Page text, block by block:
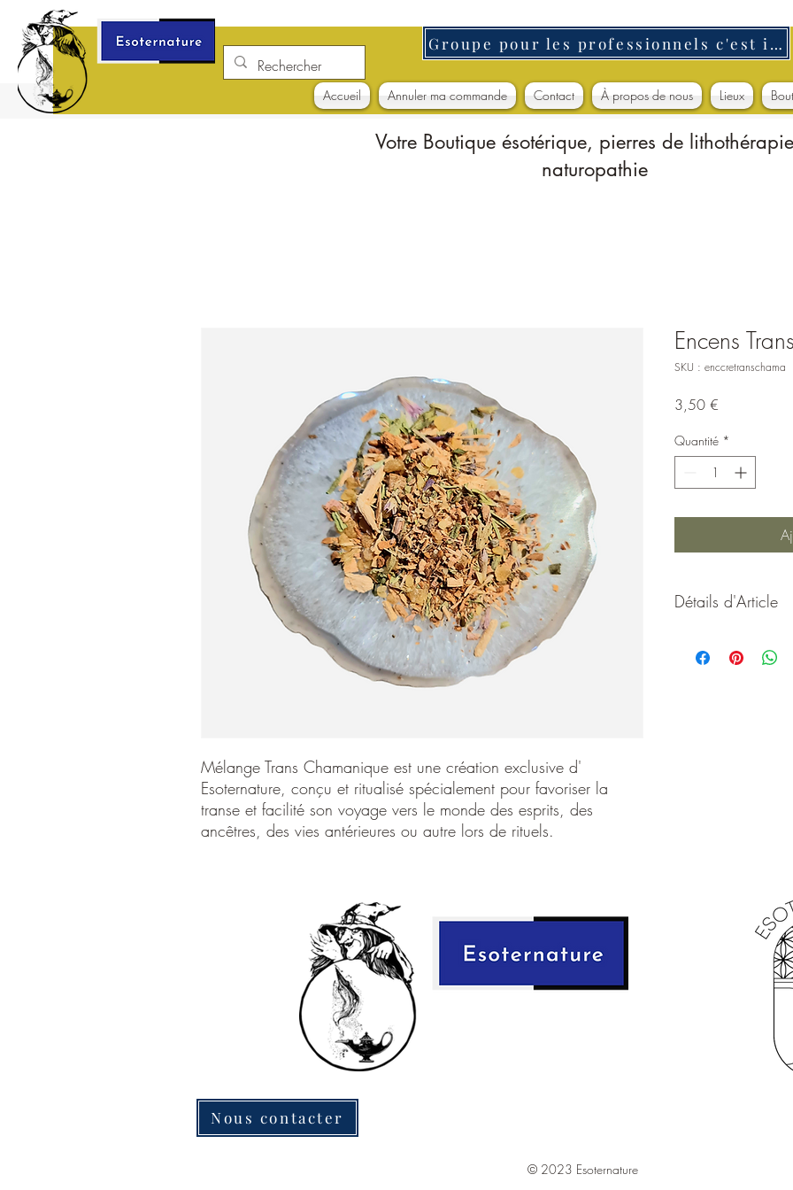
Accueil Annuler ma commande Contact À propos de nous Lieux
Groupe pour les professionnels c'est ici
Votre Boutique ésotérique, pierres de
naturopathie
Mélange Trans Chamanique est une création exclusive d'
Esoternature, conçu et ritualisé spécialement pour favoriser la
transe et facilité son voyage vers le monde des esprits, des
ancêtres, des vies antérieures ou autre lors de rituels.
Encens
SKU : enccretranschama
3,50 €
Quantité *
Détails d'Article
Esoternature, conçu
Nous contacter
© 2023 Esoternature